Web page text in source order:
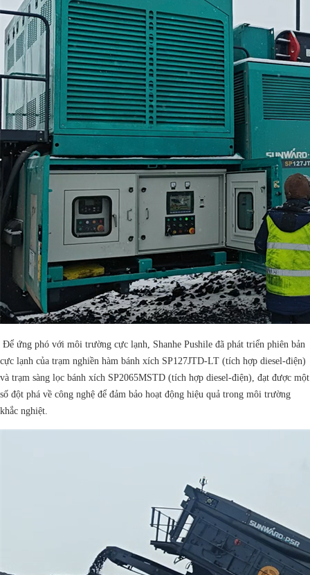
Để ứng phó với môi trường cực lạnh, Shanhe Pushile đã phát triển phiên bản
cực lạnh của trạm nghiền hàm bánh xích SP127JTD-LT (tích hợp diesel-điện)
và trạm sàng lọc bánh xích SP2065MSTD (tích hợp diesel-điện), đạt được một
số đột phá về công nghệ để đảm bảo hoạt động hiệu quả trong môi trường
khắc nghiệt.